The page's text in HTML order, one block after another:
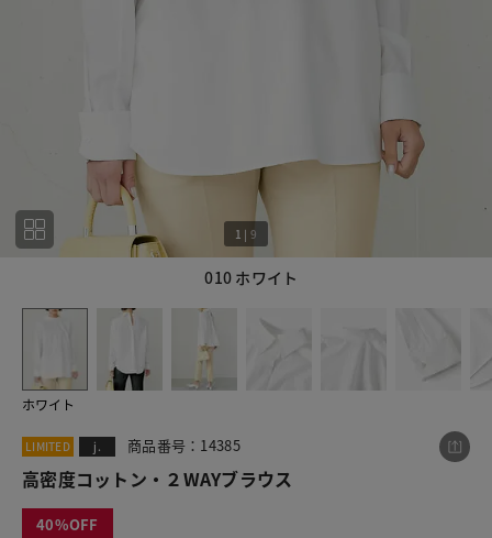
010 ホワイト
1 | 9
ホワイト
LIMITED j. 商品番号：14385
高密度コットン・２WAYブラウス
40
この商品をシェアする